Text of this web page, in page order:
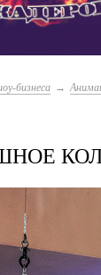
бизнеса